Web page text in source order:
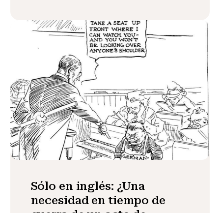
Sólo en inglés: ¿Una
necesidad en tiempo de